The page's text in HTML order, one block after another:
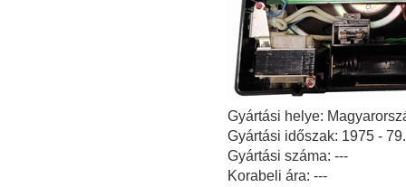
Gyártási helye:
Gyártási időszak: 1975 - 79.
Gyártási száma: ---
Korabeli ára: ---